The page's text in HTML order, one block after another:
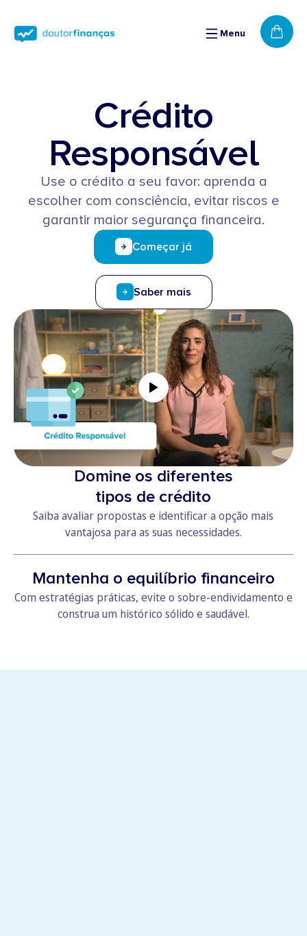
Cart
Menu
conteúdo
Crédito
Responsável
Use o crédito a seu favor: aprenda a
escolher com consciência, evitar riscos e
garantir maior segurança financeira.
Começar já
Saber mais
Domine os diferentes
tipos de crédito
Saiba avaliar propostas e identificar a opção mais
vantajosa para as suas necessidades.
Mantenha o equilíbrio financeiro
Com estratégias práticas, evite o sobre-endividamento e
construa um histórico sólido e saudável.